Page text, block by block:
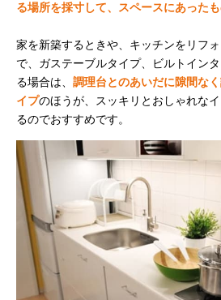
る場所を採寸して、スペースにあった
家を新築するときや、キッチンをリフ
で、ガステーブルタイプ、ビルトイン
る場合は、 調理台とのあいだに隙間な
イプのほうが、スッキリとおしゃれな
るのでおすすめです。